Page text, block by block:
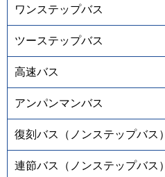
ワンステップバス
ツーステップバス
高速バス
アンパンマンバス
復刻バス（ノンステップバス）
連節バス（ノンステップバス）